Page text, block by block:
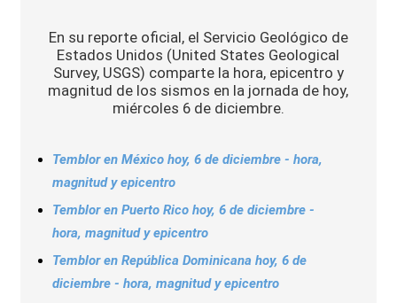
En su reporte oficial, el Servicio Geológico de
Estados Unidos (United States Geological
Survey, USGS) comparte la hora, epicentro y
magnitud de los sismos en la jornada de hoy,
miércoles 6 de diciembre.
Temblor en México hoy, 6 de diciembre - hora,
magnitud y epicentro
Temblor en Puerto Rico hoy, 6 de diciembre -
hora, magnitud y epicentro
Temblor en República Dominicana hoy, 6 de
diciembre - hora, magnitud y epicentro